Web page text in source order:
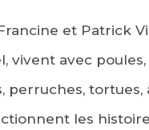
et Patrick
vivent avec poules,
perruches, tortues,
les